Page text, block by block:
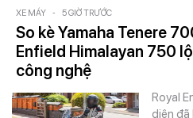
XE MÁY - 5 GIỜ TRƯỚC
So kè Yamaha Tenere
Enfield Himalayan 750
công nghệ
Royal
diện